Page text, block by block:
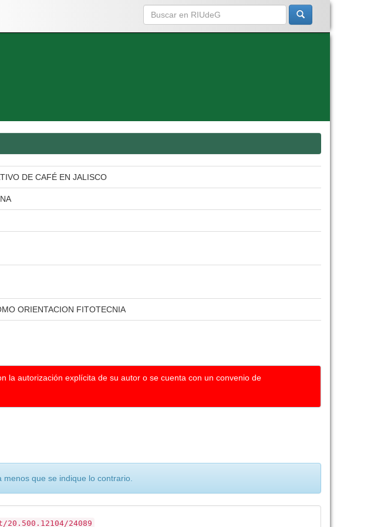
DE CAFÉ EN JALISCO
ORIENTACION FITOTECNIA
la autorización explícita de su autor o se cuenta con un convenio de
que se indique lo contrario.
24089